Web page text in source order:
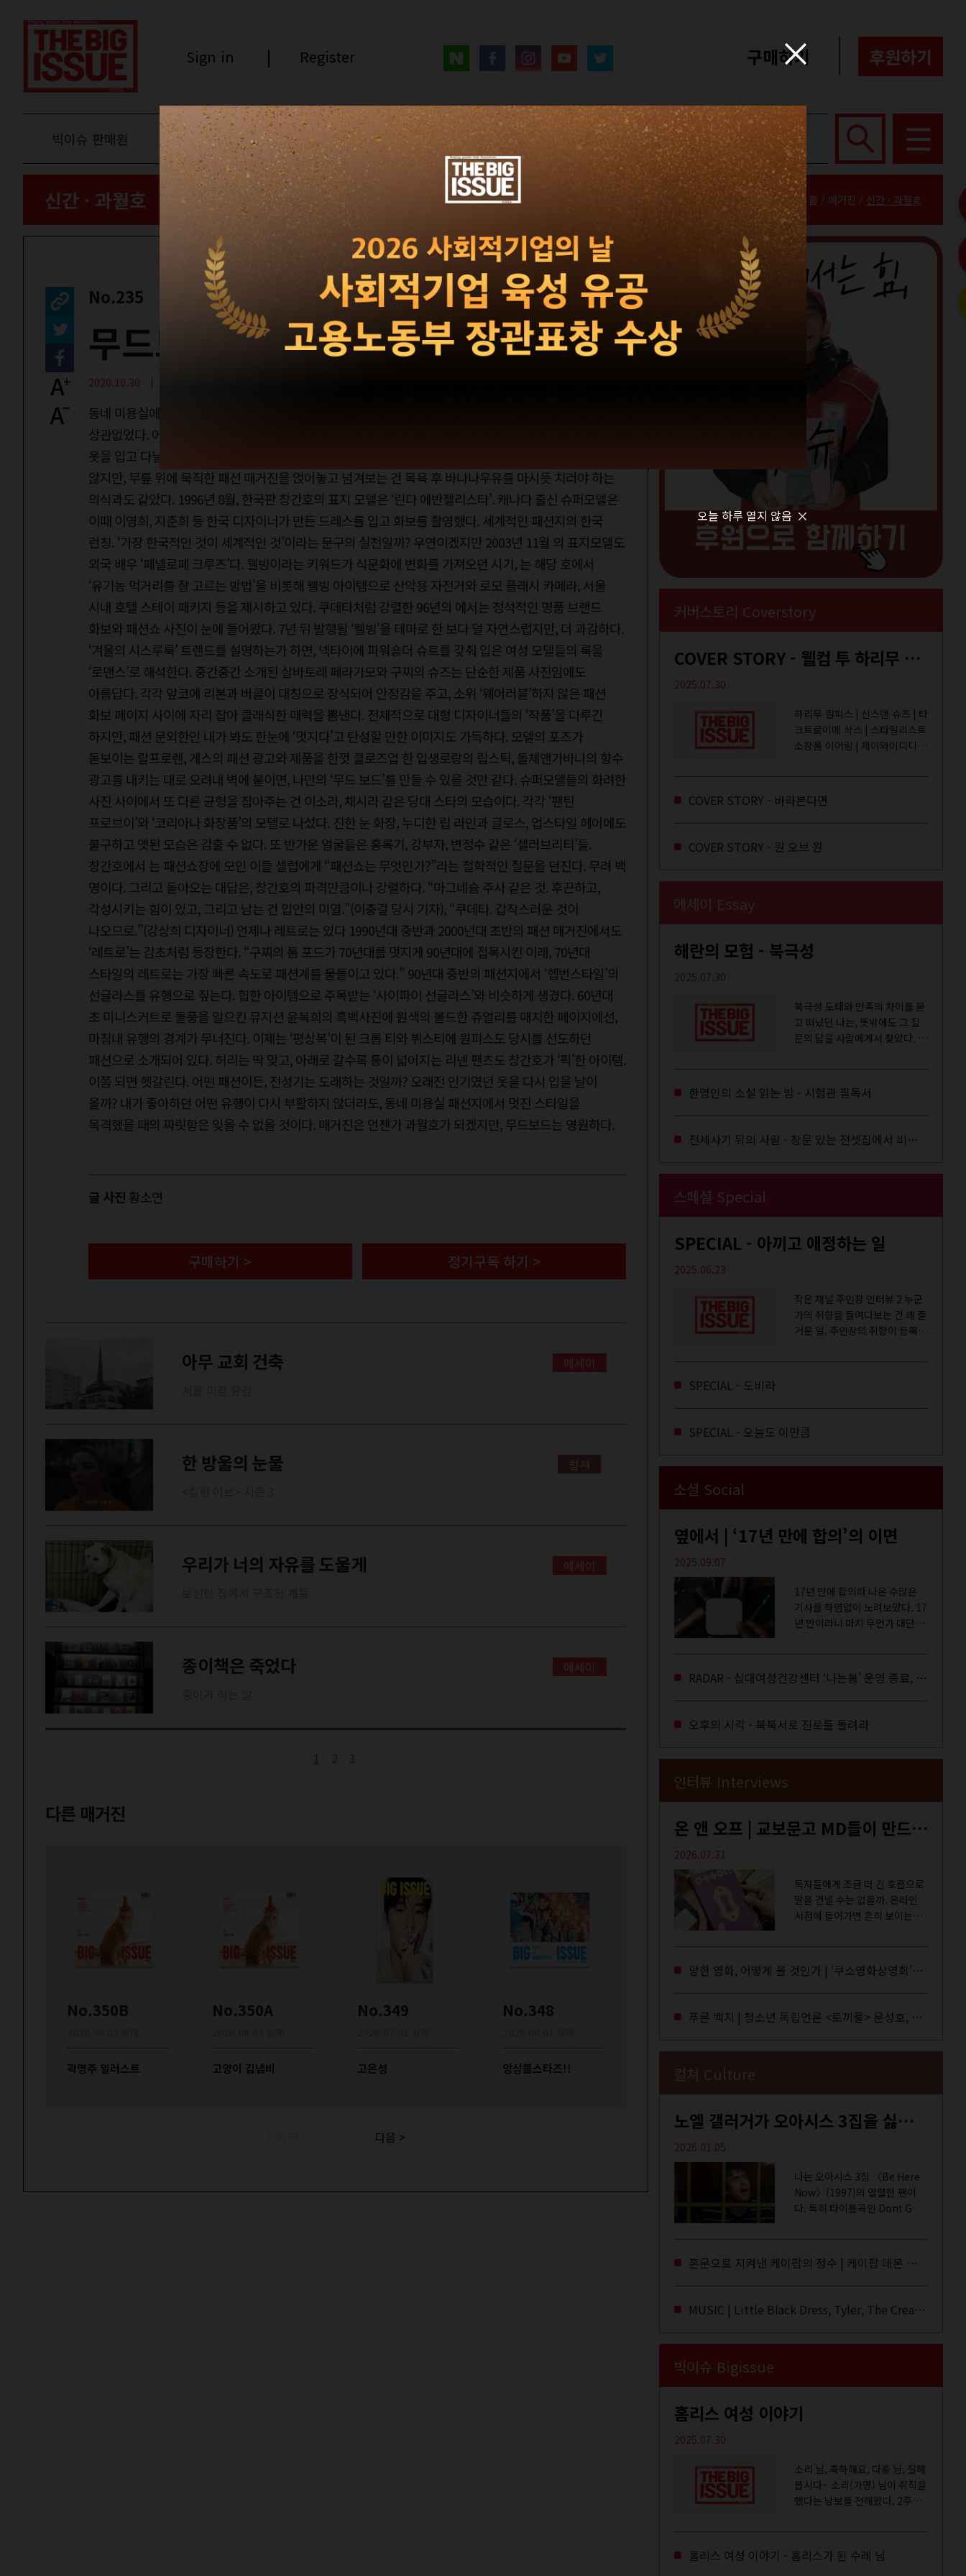
Sign in Register 구매하기 후원하기
빅이슈 판매원 후원하기 매거진 광고 · 제휴 빅이슈 서포터즈 About
신간 · 과월호 홈 / 매거진 / 신간 · 과월호
No.235
무드보드는 영원히
2020.10.30 | 과거의 패션 매거진
동네 미용실에선 늘 한 계절 늦게, 혹은 1~2년 전에 발행된 패션 매거진을 읽었다. 철지난 유행일지라도
상관없었다. 어차피 현실에서 입을 수 없는 옷이라는 걸 어렴풋이 알았으니까. 번쩍거리는 ‘테크노’ 소재
옷을 입고 다닐 사람이 얼마나 될까. 1996년에, 또 2003년에 미용실에서 어떤 머리를 했는지는 기억나지
않지만, 무릎 위에 묵직한 패션 매거진을 얹어놓고 넘겨보는 건 목욕 후 바나나우유를 마시듯 치러야 하는
의식과도 같았다. 1996년 8월, 한국판 창간호의 표지 모델은 ‘린다 에반젤리스타’. 캐나다 출신 슈퍼모델은
이때 이영희, 지춘희 등 한국 디자이너가 만든 드레스를 입고 화보를 촬영했다. 세계적인 패션지의 한국
런칭. ‘가장 한국적인 것이 세계적인 것’이라는 문구의 실천일까? 우연이겠지만 2003년 11월 의 표지모델도
외국 배우 ‘페넬로페 크루즈’다. 웰빙이라는 키워드가 식문화에 변화를 가져오던 시기, 는 해당 호에서
‘유기농 먹거리를 잘 고르는 방법’을 비롯해 웰빙 아이템으로 산악용 자전거와 로모 플래시 카메라, 서울
시내 호텔 스테이 패키지 등을 제시하고 있다. 쿠데타처럼 강렬한 96년의 에서는 정석적인 명품 브랜드
화보와 패션쇼 사진이 눈에 들어왔다. 7년 뒤 발행될 ‘웰빙’을 테마로 한 보다 덜 자연스럽지만, 더 과감하다.
‘겨울의 시스루룩’ 트렌드를 설명하는가 하면, 넥타이에 파워숄더 슈트를 갖춰 입은 여성 모델들의 룩을
‘로맨스’로 해석한다. 중간중간 소개된 살바토레 페라가모와 구찌의 슈즈는 단순한 제품 사진임에도
아름답다. 각각 앞코에 리본과 버클이 대칭으로 장식되어 안정감을 주고, 소위 ‘웨어러블’하지 않은 패션
화보 페이지 사이에 자리 잡아 클래식한 매력을 뽐낸다. 전체적으로 대형 디자이너들의 ‘작품’을 다루긴
하지만, 패션 문외한인 내가 봐도 한눈에 ‘멋지다’고 탄성할 만한 이미지도 가득하다. 모델의 포즈가
돋보이는 랄프로렌, 게스의 패션 광고와 제품을 한껏 클로즈업 한 입생로랑의 립스틱, 돌체앤가바나의 향수
광고를 내키는 대로 오려내 벽에 붙이면, 나만의 ‘무드 보드’를 만들 수 있을 것만 같다. 슈퍼모델들의 화려한
사진 사이에서 또 다른 균형을 잡아주는 건 이소라, 채시라 같은 당대 스타의 모습이다. 각각 ‘팬틴
프로브이’와 ‘코리아나 화장품’의 모델로 나섰다. 진한 눈 화장, 누디한 립 라인과 글로스, 업스타일 헤어에도
불구하고 앳된 모습은 감출 수 없다. 또 반가운 얼굴들은 홍록기, 강부자, 변정수 같은 ‘셀러브리티’들.
창간호에서 는 패션쇼장에 모인 이들 셀럽에게 “패션쇼는 무엇인가?”라는 철학적인 질문을 던진다. 무려 백
명이다. 그리고 돌아오는 대답은, 창간호의 파격만큼이나 강렬하다. “마그네슘 주사 같은 것. 후끈하고,
각성시키는 힘이 있고, 그리고 남는 건 입안의 미열.”(이충걸 당시 기자), “쿠데타. 갑작스러운 것이
나오므로.”(강상희 디자이너) 언제나 레트로는 있다 1990년대 중반과 2000년대 초반의 패션 매거진에서도
‘레트로’는 감초처럼 등장한다. “구찌의 톰 포드가 70년대를 멋지게 90년대에 접목시킨 이래, 70년대
스타일의 레트로는 가장 빠른 속도로 패션계를 물들이고 있다.” 90년대 중반의 패션지에서 ‘헵번스타일’의
선글라스를 유행으로 짚는다. 힙한 아이템으로 주목받는 ‘사이파이 선글라스’와 비슷하게 생겼다. 60년대
초 미니스커트로 돌풍을 일으킨 뮤지션 윤복희의 흑백사진에 원색의 볼드한 쥬얼리를 매치한 페이지에선,
마침내 유행의 경계가 무너진다. 이제는 ‘평상복’이 된 크롭 티와 뷔스티에 원피스도 당시를 선도하던
패션으로 소개되어 있다. 허리는 딱 맞고, 아래로 갈수록 통이 넓어지는 리넨 팬츠도 창간호가 ‘픽’한 아이템.
이쯤 되면 헷갈린다. 어떤 패션이든, 전성기는 도래하는 것일까? 오래전 인기였던 옷을 다시 입을 날이
올까? 내가 좋아하던 어떤 유행이 다시 부활하지 않더라도, 동네 미용실 패션지에서 멋진 스타일을
목격했을 때의 짜릿함은 잊을 수 없을 것이다. 매거진은 언젠가 과월호가 되겠지만, 무드보드는 영원하다.
글 사진 황소연
구매하기 > 정기구독 하기 >
아무 교회 건축 에세이
한 방울의 눈물 컬쳐
우리가 너의 자유를 도울게 에세이
종이책은 죽었다 에세이
1
다른 매거진
No.350B
곽명주 일러스트
No.350A
고양이 김냄비
No.349
고은성
No.348
앙상블스타즈!!
다음 >
커버스토리 Coverstory
COVER STORY - 웰컴 투 하리무 월드
2025.07.30
하리무 원피스 | 신스덴 슈즈 | 타
크트로이메 삭스 | 스타일리스트
소장품 이어링 | 제이와이디디엠
주와...
COVER STORY - 바라본다면
COVER STORY - 원 오브 원
에세이 Essay
해란의 모험 - 북극성
2025.07.30
북극성 도태와 만족의 차이를 묻
고 떠났던 나는, 뜻밖에도 그 질
문의 답을 사람에게서 찾았다. 내
한영인의 소설 읽는 밤 - 시험관 필독서
전세사기 뒤의 사람 - 창문 있는 전셋집에서 비로소 겨울 이불을 샀다
스페셜 Special
SPECIAL - 아끼고 애정하는 일
2025.06.23
작은 채널 주인장 인터뷰 2 누군
가의 취향을 들여다보는 건 꽤 즐
거운 일. 주인장의 취향이 듬뿍
SPECIAL - 도비라
SPECIAL - 오늘도 이만큼
소셜 Social
옆에서 | ‘17년 만에 합의’의 이면
2025.09.07
17년 만에 합의라 나온 수많은
기사를 하염없이 노려보았다. 17
년 만이라니 마치 무언가 대단한
결정하는 심의기구인 최저임금
위원회에 대한 소식을 전하는 기
RADAR - 십대여성건강센터 ‘나는봄’ 운영 종료, 약자로부터 멀어지는 도시
오후의 시각 - 북북서로 진로를 돌려라
인터뷰 Interviews
온 앤 오프 | 교보문고 MD들이 만드는 종이 잡지 <어떤>
2026.07.31
독자들에게 조금 더 긴 호흡으로
말을 건넬 수는 없을까. 온라인
서점에 들어가면 흔히 보이는
고 MD들의 고민 끝에 세상 밖으
로 나온 종이 잡지 어떤(otton).
망한 영화, 어떻게 볼 것인가 | ‘쿠소영화상영회’와 ‘가자미’의 이야기
푸른 백지 | 청소년 독립언론 <토끼풀> 문성호, 서부건
컬쳐 Culture
노엘 갤러거가 오아시스 3집을 싫어하는 이유 | DEFINITELY MAYBE, AGAIN
2026.01.05
나는 오아시스 3집 〈Be Here
Now〉(1997)의 열렬한 팬이
다. 특히 타이틀곡인 Dont Go
라이브·데모·부틀렉을 합쳐 3만
번 이상은 듣지 않았나 싶다. 이
혼문으로 지켜낸 케이팝의 정수 | 케이팝 데몬 헌터스
MUSIC | Little Black Dress, Tyler, The Creator, Essie Jain
빅이슈 Bigissue
홈리스 여성 이야기
2025.07.30
소리 님, 축하해요, 다홍 님, 잘해
봅시다~ 소리(가명) 님이 취직을
했다는 낭보를 전해왔다. 2주일
하고, 저 오늘이 마지막이에요,
이렇게 인사를 하고 가셨던...
홈리스 여성 이야기 - 홈리스가 된 수레 님
오늘 하루 열지 않음